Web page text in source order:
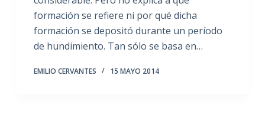
formación se refiere ni por qué dicha
formación se depositó durante un período
de hundimiento. Tan sólo se basa en…
EMILIO CERVANTES 15 MAYO 2014